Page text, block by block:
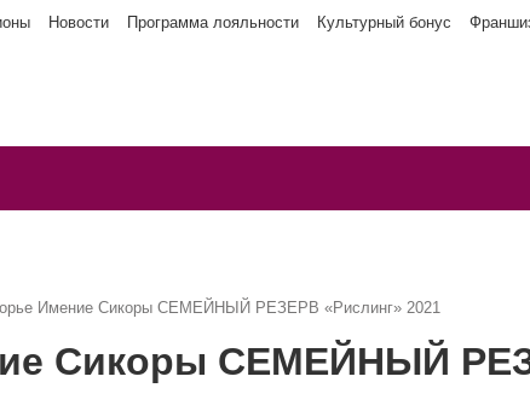
Новости Программа лояльности Культурный бонус
Имение Сикоры СЕМЕЙНЫЙ РЕЗЕРВ «Рислинг» 2021
Сикоры СЕМЕЙНЫЙ